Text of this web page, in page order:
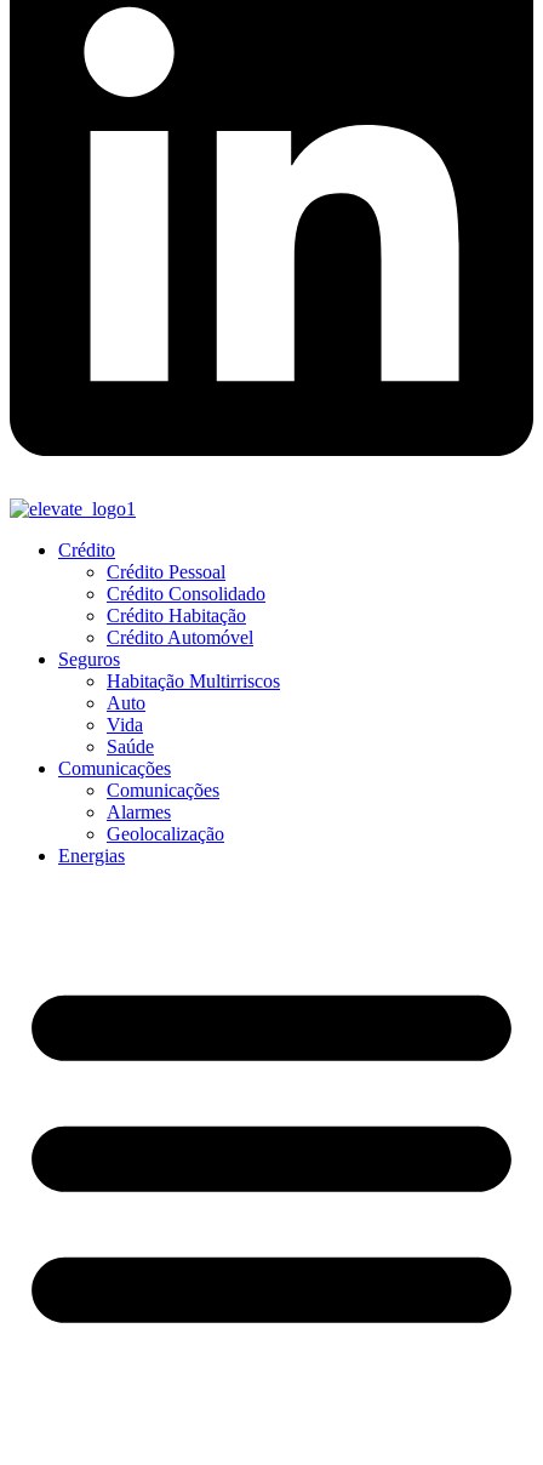
Crédito
Crédito Pessoal
Crédito Consolidado
Crédito Habitação
Crédito Automóvel
Seguros
Habitação Multirriscos
Auto
Vida
Saúde
Comunicações
Comunicações
Alarmes
Geolocalização
Energias